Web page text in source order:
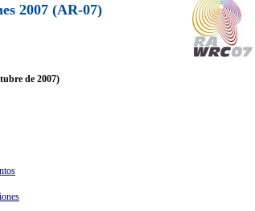
2007 (AR-07)
de 2007)